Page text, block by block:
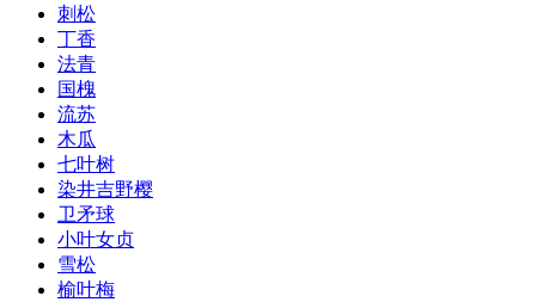
刺松
丁香
法青
国槐
流苏
木瓜
七叶树
染井吉野樱
卫矛球
小叶女贞
雪松
榆叶梅